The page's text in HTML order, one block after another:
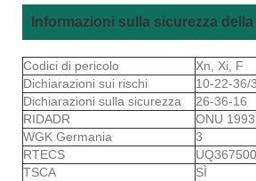
Informazioni sulla sicurezza
Codici di pericolo
Xn, Xi, F
Dichiarazioni sui rischi
10-22-36/
Dichiarazioni sulla sicurezza
26-36-16
RIDADR
ONU
WGK Germania
3
RTECS
TSCA
SÌ